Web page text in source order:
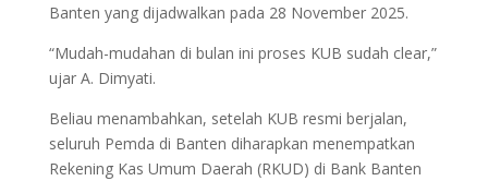
Banten yang dijadwalkan pada 28 November 2025.
“Mudah-mudahan di bulan ini proses KUB sudah clear,”
ujar A. Dimyati.
Beliau menambahkan, setelah KUB resmi berjalan,
seluruh Pemda di Banten diharapkan menempatkan
Rekening Kas Umum Daerah (RKUD) di Bank Banten